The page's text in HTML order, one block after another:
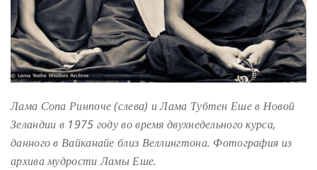
Лама Сопа Ринпоче (слева) и Лама Тубтен Еше в Новой
Зеландии в 1975 году во время двухнедельного курса,
данного в Вайканайе близ Веллингтона. Фотография из
архива мудрости Ламы Еше.